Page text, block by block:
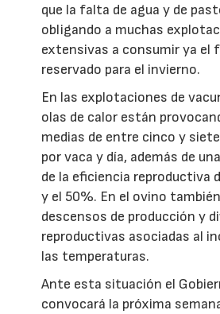
que la falta de agua y de
obligando a muchas
extensivas a consumir ya el
reservado para el invierno.
En las explotaciones de
olas de calor están
medias de entre cinco y
por vaca y día, además de
de la eficiencia reproductiva
y el 50%. En el ovino
descensos de producción y
reproductivas asociadas al
las temperaturas.
Ante esta situación el
convocará la próxima